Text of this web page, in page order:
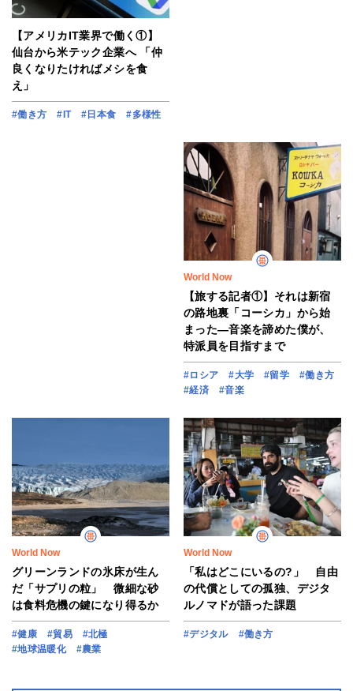
【アメリカIT業界で働く①】
仙台から米テック企業へ 「仲
良くなりたければメシを食
え」
#働き方 #IT #日本食 #多様性
World Now
【旅する記者①】それは新宿
の路地裏「コーシカ」から始
まった―音楽を諦めた僕が、
特派員を目指すまで
#ロシア #大学 #留学
#働き方
#経済
#音楽
World Now
グリーンランドの氷床が生ん
だ「サプリの粒」 微細な砂
は食料危機の鍵になり得るか
#健康 #貿易
#北極
#地球温暖化
#農業
World Now
「私はどこにいるの?」 自由
の代償としての孤独、デジタ
ルノマドが語った課題
#デジタル #働き方